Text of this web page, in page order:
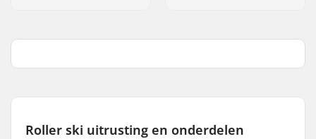
Roller ski uitrusting en onderdelen